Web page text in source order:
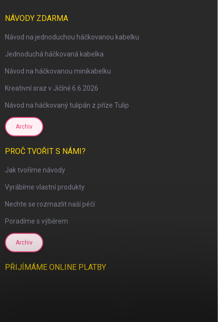
NÁVODY ZDARMA
Návod na jednoduchou háčkovanou kabelku
Jednoduchá háčkovaná kabelka
Návod na háčkovanou minikabelku
Kreativní sraz v Jičíně 6.6.2026
Návod na háčkovaný tulipán z příze Tulip
Archiv
PROČ TVOŘIT S NÁMI?
Jak tvoříme návody
Vyrábíme vlastní produkty
Nechte se rozmazlit naší péčí
Poradíme s výběrem
Archiv
PŘIJÍMÁME ONLINE PLATBY